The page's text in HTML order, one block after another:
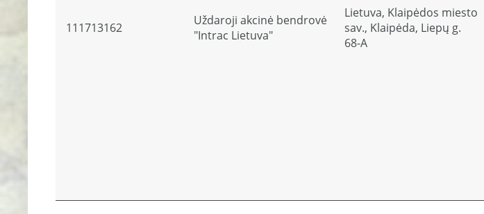
111713162
Uždaroji akcinė bendrovė
"Intrac Lietuva"
Lietuva, Klaipėdos miesto
sav., Klaipėda, Liepų g.
68-A